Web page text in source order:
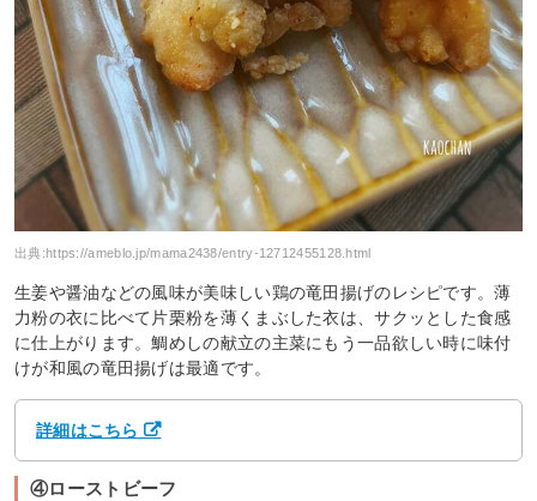
出典: https://ameblo.jp/mama2438/entry-12712455128.html
生姜や醤油などの風味が美味しい鶏の竜田揚げのレシピです。薄
力粉の衣に比べて片栗粉を薄くまぶした衣は、サクッとした食感
に仕上がります。鯛めしの献立の主菜にもう一品欲しい時に味付
けが和風の竜田揚げは最適です。
詳細はこちら
④ローストビーフ